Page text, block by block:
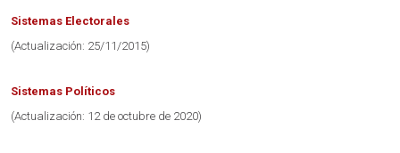
Sistemas Electorales
(Actualización: 25/11/2015)
Sistemas Políticos
(Actualización: 12 de octubre de 2020)